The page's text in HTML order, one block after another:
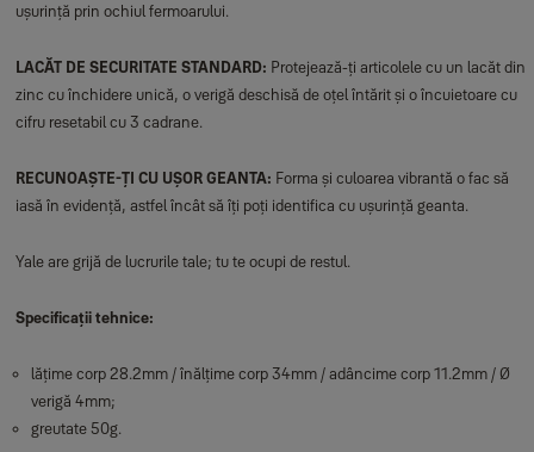
ușurință prin ochiul fermoarului.
LACĂT DE SECURITATE STANDARD: Protejează-ți articolele cu un lacăt din
zinc cu închidere unică, o verigă deschisă de oțel întărit și o încuietoare cu
cifru resetabil cu 3 cadrane.
RECUNOAȘTE-ȚI CU UȘOR GEANTA: Forma și culoarea vibrantă o fac să
iasă în evidență, astfel încât să îți poți identifica cu ușurință geanta.
Yale are grijă de lucrurile tale; tu te ocupi de restul.
Specificații tehnice:
lățime corp 28.2mm / înălțime corp 34mm / adâncime corp 11.2mm / Ø
verigă 4mm;
greutate 50g.